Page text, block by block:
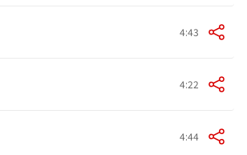
4:43
4:22
4:44